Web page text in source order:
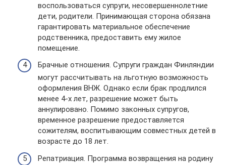
воспользоваться супруги, несовершеннолетние
дети, родители. Принимающая сторона обязана
гарантировать материальное обеспечение
родственника, предоставить ему жилое
помещение.
Брачные отношения. Супруги граждан Финляндии
могут рассчитывать на льготную возможность
оформления ВНЖ. Однако если брак продлился
менее 4-х лет, разрешение может быть
аннулировано. Помимо законных супругов,
временное разрешение предоставляется
сожителям, воспитывающим совместных детей в
возрасте до 18 лет.
Репатриация. Программа возвращения на родину